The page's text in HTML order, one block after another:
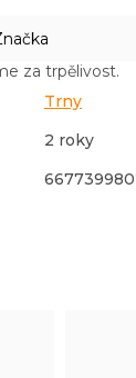
za trpělivost.
Trny
2 roky